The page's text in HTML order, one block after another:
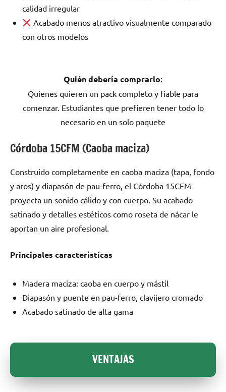
calidad irregular
Acabado menos atractivo visualmente comparado
con otros modelos
Quién debería comprarlo:
Quienes quieren un pack completo y fiable para
comenzar. Estudiantes que prefieren tener todo lo
necesario en un solo paquete
Córdoba 15CFM (Caoba maciza)
Construido completamente en caoba maciza (tapa, fondo
y aros) y diapasón de pau-ferro, el Córdoba 15CFM
proyecta un sonido cálido y con cuerpo. Su acabado
satinado y detalles estéticos como roseta de nácar le
aportan un aire profesional.
Principales características
Madera maciza: caoba en cuerpo y mástil
Diapasón y puente en pau-ferro, clavijero cromado
Acabado satinado de alta gama
VENTAJAS